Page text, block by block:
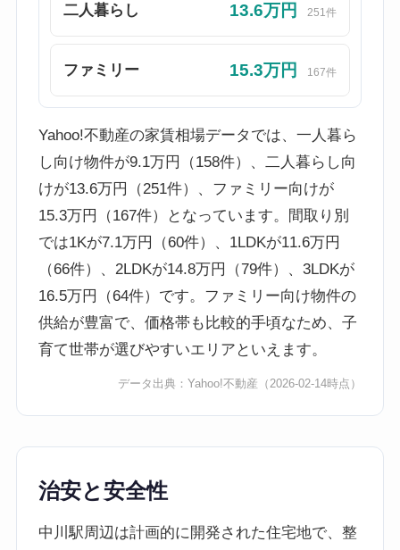
二人暮らし 13.6万円 251件
ファミリー 15.3万円 167件
Yahoo!不動産の家賃相場データでは、一人暮ら
し向け物件が9.1万円（158件）、二人暮らし向
けが13.6万円（251件）、ファミリー向けが
15.3万円（167件）となっています。間取り別
では1Kが7.1万円（60件）、1LDKが11.6万円
（66件）、2LDKが14.8万円（79件）、3LDKが
16.5万円（64件）です。ファミリー向け物件の
供給が豊富で、価格帯も比較的手頃なため、子
育て世帯が選びやすいエリアといえます。
データ出典：Yahoo!不動産 （2026-02-14時点）
治安と安全性
中川駅周辺は計画的に開発された住宅地で、整